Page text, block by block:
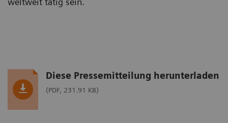
Diese Pressemitteilung herunterladen
(PDF, 231.91 KB)